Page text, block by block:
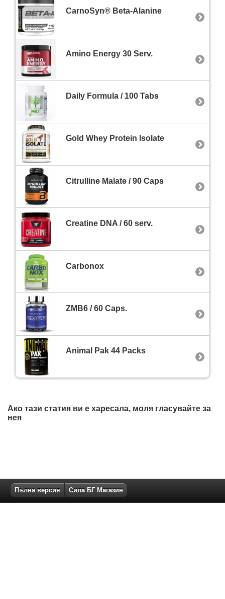
CarnoSyn® Beta-Alanine
Amino Energy 30 Serv.
Daily Formula / 100 Tabs
Gold Whey Protein Isolate
Citrulline Malate / 90 Caps
Creatine DNA / 60 serv.
Carbonox
ZMB6 / 60 Caps.
Animal Pak 44 Packs
Ако тази статия ви е харесала, моля гласувайте за
нея
Пълна версия Сила БГ Магазин